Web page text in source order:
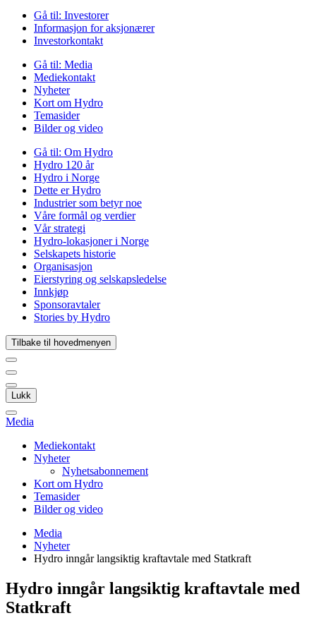
Gå til: Investorer
Informasjon for aksjonærer
Investorkontakt
Gå til: Media
Mediekontakt
Nyheter
Kort om Hydro
Temasider
Bilder og video
Gå til: Om Hydro
Hydro 120 år
Hydro i Norge
Dette er Hydro
Industrier som betyr noe
Våre formål og verdier
Vår strategi
Hydro-lokasjoner i Norge
Selskapets historie
Organisasjon
Eierstyring og selskapsledelse
Innkjøp
Sponsoravtaler
Stories by Hydro
Tilbake til hovedmenyen
Lukk
Media
Mediekontakt
Nyheter
Nyhetsabonnement
Kort om Hydro
Temasider
Bilder og video
Media
Nyheter
Hydro inngår langsiktig kraftavtale med Statkraft
Hydro inngår langsiktig kraftavtale med
Statkraft